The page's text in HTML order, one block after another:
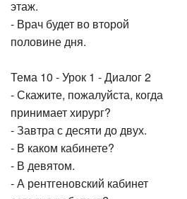
этаж.
- Врач будет во второй
половине дня.
Тема 10 - Урок 1 - Диалог 2
- Скажите, пожалуйста, когда
принимает хирург?
- Завтра с десяти до двух.
- В каком кабинете?
- В девятом.
- А рентгеновский кабинет